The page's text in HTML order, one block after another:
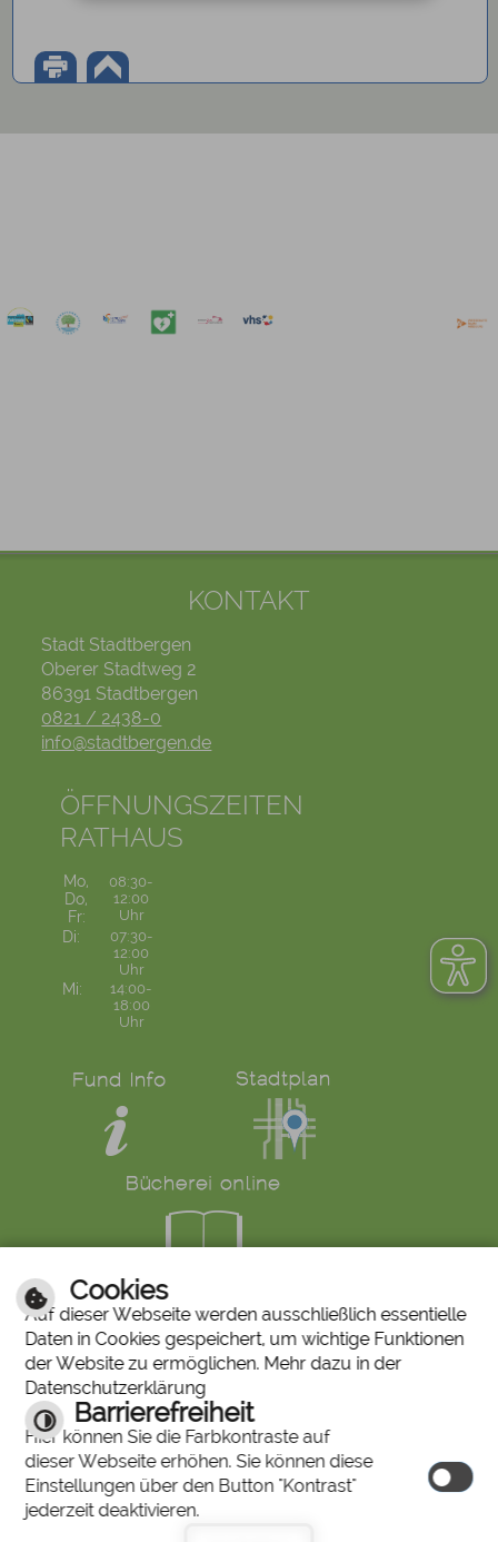
KONTAKT
Stadt Stadtbergen
Oberer Stadtweg 2
86391 Stadtbergen
0821 / 2438-0
info@stadtbergen.de
ÖFFNUNGSZEITEN
RATHAUS
Mo,
Do,
Fr:
08:30-
12:00
Uhr
Di:
07:30-
12:00
Uhr
Mi:
14:00-
18:00
Uhr
LINKS
Bürgerservice
Ruf den Bürgermeister
Mängelmeldung
Stiftung "Unser Stadtbergen"
Stadtberger Bote
© 2026 by
Cookies
Auf dieser Webseite werden ausschließlich essentielle
Daten in Cookies gespeichert, um wichtige Funktionen
der Website zu ermöglichen. Mehr dazu in der
Datenschutzerklärung
Barrierefreiheit
Hier können Sie die Farbkontraste auf
dieser Webseite erhöhen. Sie können diese
Einstellungen über den Button "Kontrast"
jederzeit deaktivieren.